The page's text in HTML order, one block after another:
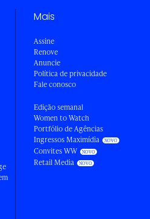
Mais
Assine
Renove
Anuncie
Política de privacidade
Fale conosco
Edição semanal
Women to Watch
Portfólio de Agências
Ingressos Maximídia
Convites WW
Retail Media